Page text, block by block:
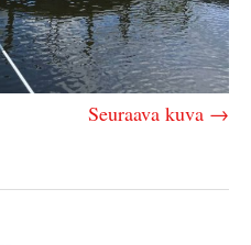
Seuraava kuva →